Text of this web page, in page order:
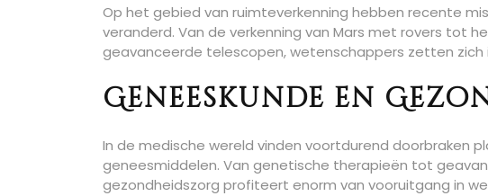
Op het gebied van ruimteverkenning hebben recente
veranderd. Van de verkenning van Mars met rovers tot
geavanceerde telescopen, wetenschappers zetten
Geneeskunde en
In de medische wereld vinden voortdurend doorbraken
geneesmiddelen. Van genetische therapieën tot
gezondheidszorg profiteert enorm van vooruitgang in